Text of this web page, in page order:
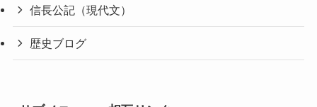
信長公記（現代文）
歴史ブログ